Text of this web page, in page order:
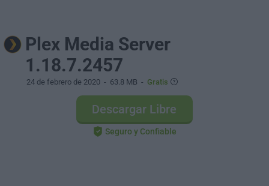
Plex Media Server
1.18.7.2457
24 de febrero de 2020 - 63.8 MB - Gratis
Descargar Libre
Seguro y Confiable